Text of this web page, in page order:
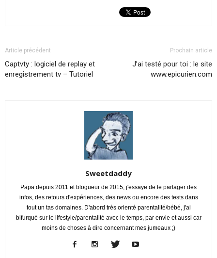
Article précédent
Captvty : logiciel de replay et
enregistrement tv – Tutoriel
Prochain article
J’ai testé pour toi : le site
www.epicurien.com
Sweetdaddy
Papa depuis 2011 et blogueur de 2015, j'essaye de te partager des
infos, des retours d'expériences, des news ou encore des tests dans
tout un tas domaines. D'abord très orienté parentalité/bébé, j'ai
bifurqué sur le lifestyle/parentalité avec le temps, par envie et aussi car
moins de choses à dire concernant mes jumeaux ;)